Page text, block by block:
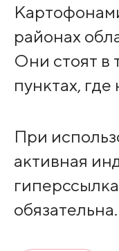
районах
Они стоят в
пунктах, где
При
активная
обязательна.